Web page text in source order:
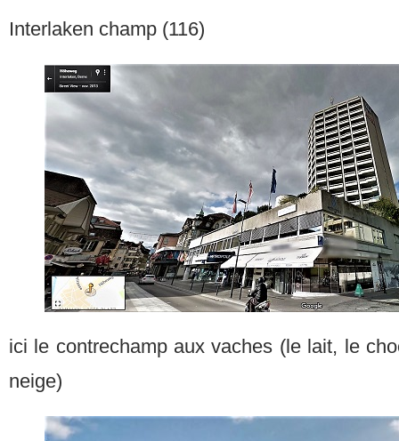
Interlaken champ (116)
ici le contrechamp aux vaches (le lait, le
neige)